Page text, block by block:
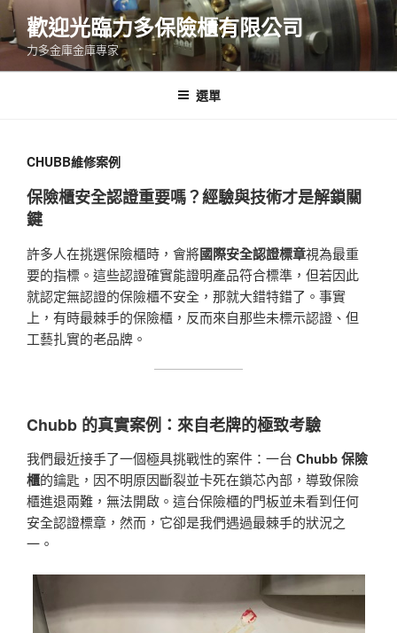
跳
要
歡迎光臨力多保險櫃有限公司
力多金庫金庫專家
選單
CHUBB維修案例
保險櫃安全認證重要嗎？經驗與技術才是解鎖關
鍵
許多人在挑選保險櫃時，會將國際安全認證標章視為最重
要的指標。這些認證確實能證明產品符合標準，但若因此
就認定無認證的保險櫃不安全，那就大錯特錯了。事實
上，有時最棘手的保險櫃，反而來自那些未標示認證、但
工藝扎實的老品牌。
Chubb 的真實案例：來自老牌的極致考驗
我們最近接手了一個極具挑戰性的案件：一台 Chubb 保險
櫃的鑰匙，因不明原因斷裂並卡死在鎖芯內部，導致保險
櫃進退兩難，無法開啟。這台保險櫃的門板並未看到任何
安全認證標章，然而，它卻是我們遇過最棘手的狀況之
一。